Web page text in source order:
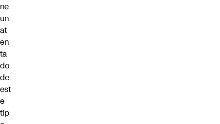
ne
un
at
en
ta
do
de
est
e
tip